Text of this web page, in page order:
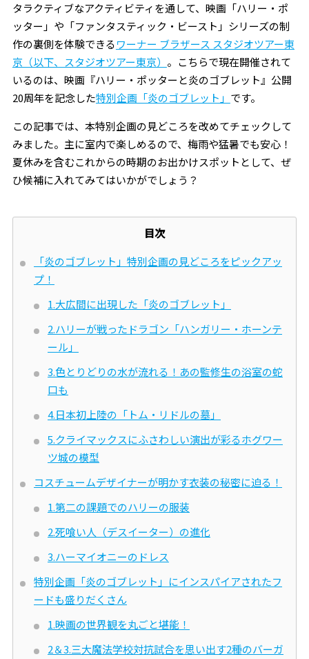
タラクティブなアクティビティを通して、映画「ハリー・ポ
ッター」や「ファンタスティック・ビースト」シリーズの制
作の裏側を体験できるワーナー ブラザース スタジオツアー東
京（以下、スタジオツアー東京） 。こちらで現在開催されて
いるのは、映画『ハリー・ポッターと炎のゴブレット』公開
20周年を記念した特別企画「炎のゴブレット」 です。
この記事では、本特別企画の見どころを改めてチェックして
みました。主に室内で楽しめるので、梅雨や猛暑でも安心！
夏休みを含むこれからの時期のお出かけスポットとして、ぜ
ひ候補に入れてみてはいかがでしょう？
目次
「炎のゴブレット」特別企画の見どころをピックアッ
プ！
1.大広間に出現した「炎のゴブレット」
2.ハリーが戦ったドラゴン「ハンガリー・ホーンテ
ール」
3.色とりどりの水が流れる！あの監修生の浴室の蛇
口も
4.日本初上陸の「トム・リドルの墓」
5.クライマックスにふさわしい演出が彩るホグワー
ツ城の模型
コスチュームデザイナーが明かす衣装の秘密に迫る！
1.第二の課題でのハリーの服装
2.死喰い人（デスイーター）の進化
3.ハーマイオニーのドレス
特別企画「炎のゴブレット」にインスパイアされたフ
ードも盛りだくさん
1.映画の世界観を丸ごと堪能！
2＆3.三大魔法学校対抗試合を思い出す2種のバーガ